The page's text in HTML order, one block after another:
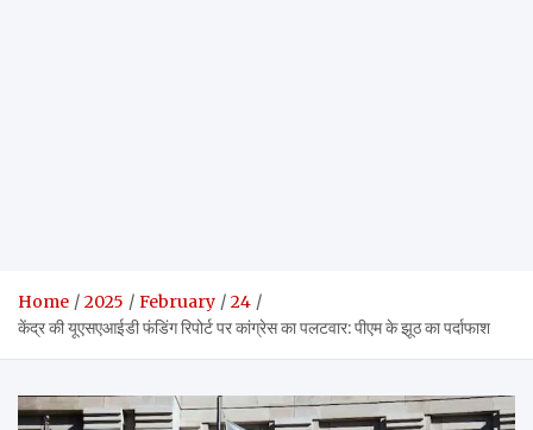
Home 2025 February
24
केंद्र की यूएसएआईडी फंडिंग रिपोर्ट पर कांग्रेस का पलटवार: पीएम के झूठ का पर्दाफाश